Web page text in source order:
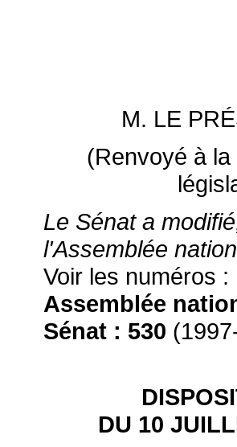
M. LE
(Renvoyé à
Le Sénat a
l'Assemblée
Voir les numéros :
Assemblée
Sénat : 530
DU 10